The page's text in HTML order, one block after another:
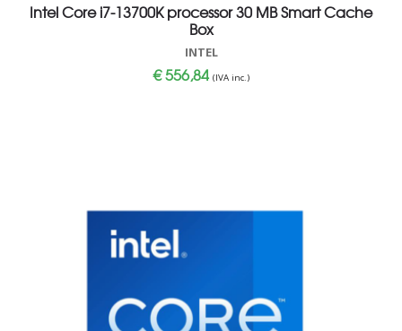
Intel Core i7-13700K processor 30 MB Smart Cache
Box
INTEL
€556,84 (IVA inc.)